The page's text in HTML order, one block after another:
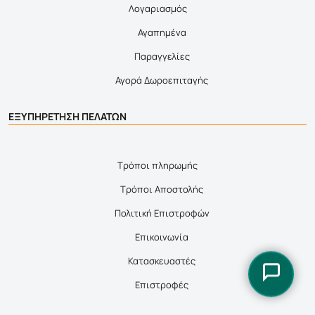
Λογαριασμός
Αγαπημένα
Παραγγελίες
Αγορά Δωροεπιταγής
ΕΞΥΠΗΡΕΤΗΣΗ ΠΕΛΑΤΩΝ
Τρόποι πληρωμής
Τρόποι Αποστολής
Πολιτική Επιστροφών
Επικοινωνία
Κατασκευαστές
Επιστροφές